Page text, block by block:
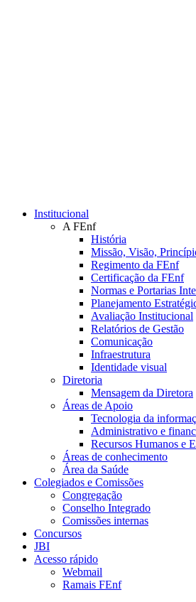
Institucional
A FEnf
História
Missão, Visão,
Regimento da FEnf
Certificação da FEnf
Normas e Portarias
Planejamento
Avaliação Institucional
Relatórios de Gestão
Comunicação
Infraestrutura
Identidade visual
Diretoria
Mensagem da Diretora
Áreas de Apoio
Tecnologia da
Administrativo e
Recursos Humanos e
Áreas de conhecimento
Área da Saúde
Colegiados e Comissões
Congregação
Conselho Integrado
Comissões internas
Concursos
JBI
Acesso rápido
Webmail
Ramais FEnf